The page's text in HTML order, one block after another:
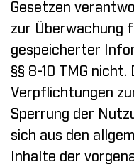
Gesetzen
zur Überwachung
gespeicherter
§§ 8-10 TMG
Verpflichtungen
Sperrung der
sich aus den
Inhalte der